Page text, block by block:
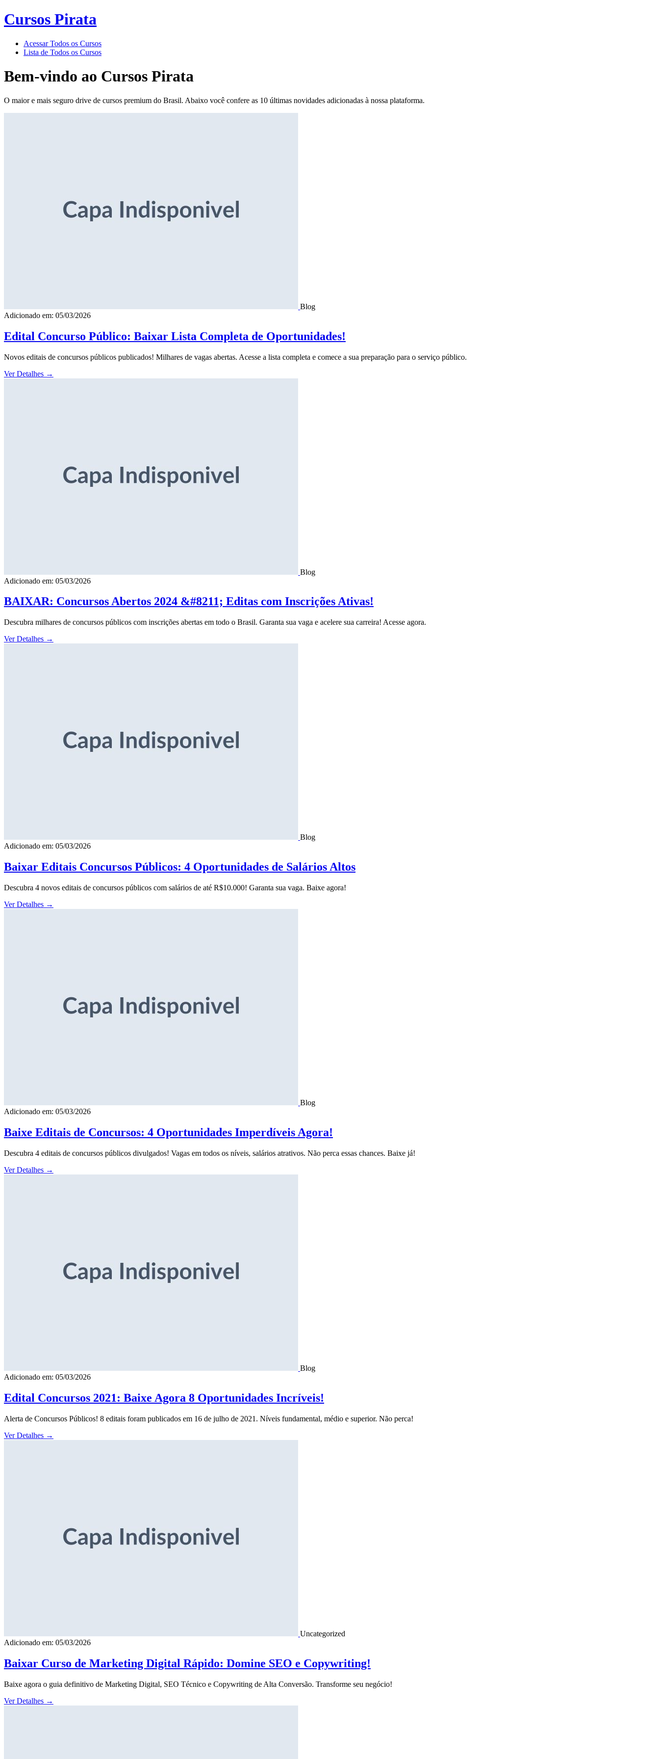
Cursos Pirata
Acessar Todos os Cursos
Lista de Todos os Cursos
Bem-vindo ao Cursos Pirata
O maior e mais seguro drive de cursos premium do Brasil. Abaixo você confere as 10 últimas novidades adicionadas à nossa plataforma.
Blog
Adicionado em: 05/03/2026
Edital Concurso Público: Baixar Lista Completa de Oportunidades!
Novos editais de concursos públicos publicados! Milhares de vagas abertas. Acesse a lista completa e comece a sua preparação para o serviço público.
Ver Detalhes →
Blog
Adicionado em: 05/03/2026
BAIXAR: Concursos Abertos 2024 &#8211; Editas com Inscrições Ativas!
Descubra milhares de concursos públicos com inscrições abertas em todo o Brasil. Garanta sua vaga e acelere sua carreira! Acesse agora.
Ver Detalhes →
Blog
Adicionado em: 05/03/2026
Baixar Editais Concursos Públicos: 4 Oportunidades de Salários Altos
Descubra 4 novos editais de concursos públicos com salários de até R$10.000! Garanta sua vaga. Baixe agora!
Ver Detalhes →
Blog
Adicionado em: 05/03/2026
Baixe Editais de Concursos: 4 Oportunidades Imperdíveis Agora!
Descubra 4 editais de concursos públicos divulgados! Vagas em todos os níveis, salários atrativos. Não perca essas chances. Baixe já!
Ver Detalhes →
Blog
Adicionado em: 05/03/2026
Edital Concursos 2021: Baixe Agora 8 Oportunidades Incríveis!
Alerta de Concursos Públicos! 8 editais foram publicados em 16 de julho de 2021. Níveis fundamental, médio e superior. Não perca!
Ver Detalhes →
Uncategorized
Adicionado em: 05/03/2026
Baixar Curso de Marketing Digital Rápido: Domine SEO e Copywriting!
Baixe agora o guia definitivo de Marketing Digital, SEO Técnico e Copywriting de Alta Conversão. Transforme seu negócio!
Ver Detalhes →